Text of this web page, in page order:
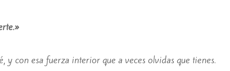
y con esa fuerza interior que a veces olvidas que tienes.